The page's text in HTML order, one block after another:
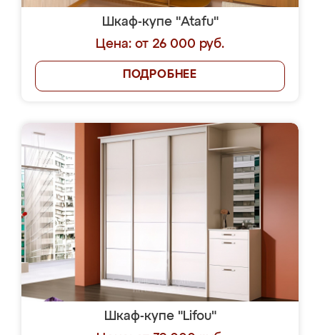
Шкаф-купе "Atafu"
Цена: от 26 000 руб.
ПОДРОБНЕЕ
Шкаф-купе "Lifou"